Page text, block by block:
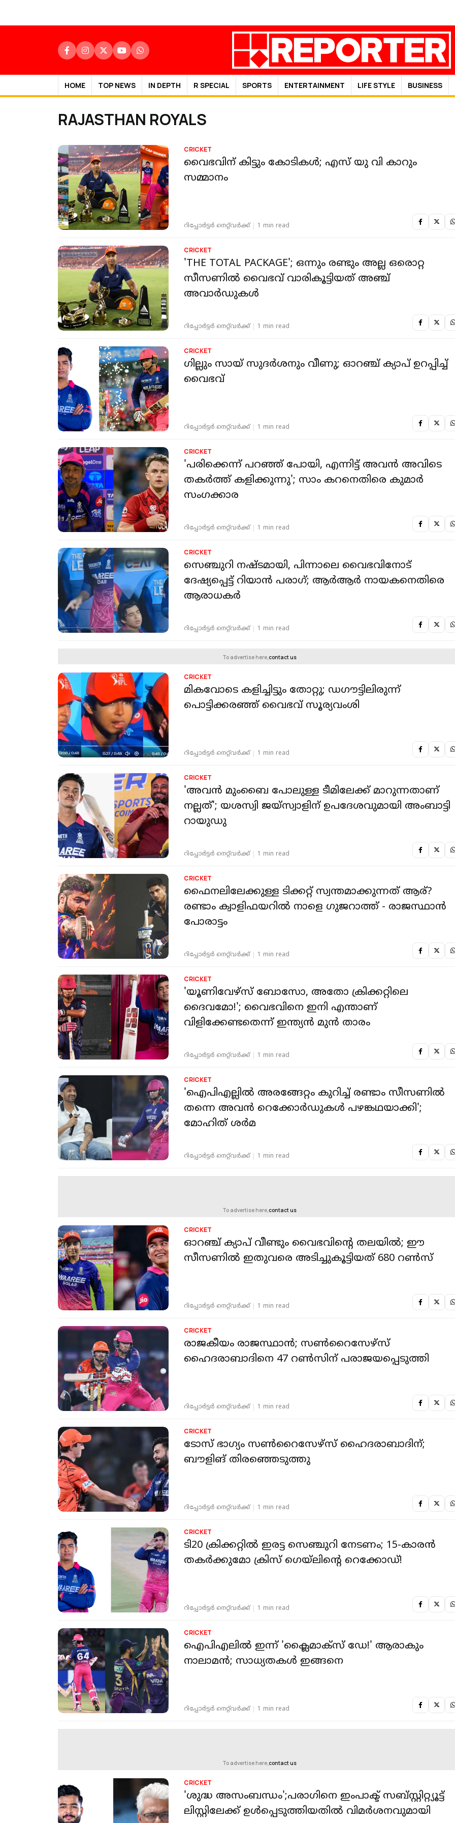
HOME TOP NEWS IN DEPTH R SPECIAL SPORTS ENTERTAINMENT LIFE STYLE BUSINESS
RAJASTHAN ROYALS
CRICKET
വൈഭവിന് കിട്ടും കോടികള്‍; എസ് യു വി കാറും
സമ്മാനം
റിപ്പോർട്ടർ നെറ്റ്‌വര്‍ക്ക്‌ 1 min read
CRICKET
'THE TOTAL PACKAGE'; ഒന്നും രണ്ടും അല്ല ഒരൊറ്റ
സീസണിൽ വൈഭവ് വാരികൂട്ടിയത് അഞ്ച്
അവാർഡുകൾ
റിപ്പോർട്ടർ നെറ്റ്‌വര്‍ക്ക്‌ 1 min read
CRICKET
ഗില്ലും സായ് സുദര്‍ശനും വീണു; ഓറഞ്ച് ക്യാപ് ഉറപ്പിച്ച്
വൈഭവ്
റിപ്പോർട്ടർ നെറ്റ്‌വര്‍ക്ക്‌ 1 min read
CRICKET
'പരിക്കെന്ന് പറഞ്ഞ് പോയി, എന്നിട്ട് അവൻ അവിടെ
തകർത്ത് കളിക്കുന്നു'; സാം കറനെതിരെ കുമാർ
സംഗക്കാര
റിപ്പോർട്ടർ നെറ്റ്‌വര്‍ക്ക്‌ 1 min read
CRICKET
സെഞ്ചുറി നഷ്ടമായി, പിന്നാലെ വൈഭവിനോട്
ദേഷ്യപ്പെട്ട് റിയാൻ പരാഗ്; ആർആർ നായകനെതിരെ
ആരാധകർ
റിപ്പോർട്ടർ നെറ്റ്‌വര്‍ക്ക്‌ 1 min read
To advertise here,contact us
CRICKET
മികവോടെ കളിച്ചിട്ടും തോറ്റു; ഡഗൗട്ടിലിരുന്ന്
പൊട്ടിക്കരഞ്ഞ് വൈഭവ് സൂര്യവംശി
റിപ്പോർട്ടർ നെറ്റ്‌വര്‍ക്ക്‌ 1 min read
CRICKET
'അവൻ മുംബൈ പോലുള്ള ടീമിലേക്ക് മാറുന്നതാണ്
നല്ലത്'; യശസ്വി ജയ്സ്വാളിന് ഉപദേശവുമായി അംബാട്ടി
റായുഡു
റിപ്പോർട്ടർ നെറ്റ്‌വര്‍ക്ക്‌ 1 min read
CRICKET
ഫൈനലിലേക്കുള്ള ടിക്കറ്റ് സ്വന്തമാക്കുന്നത് ആര്?
രണ്ടാം ക്വാളിഫയറിൽ നാളെ ഗുജറാത്ത് - രാജസ്ഥാൻ
പോരാട്ടം
റിപ്പോർട്ടർ നെറ്റ്‌വര്‍ക്ക്‌ 1 min read
CRICKET
'യൂണിവേഴ്സ് ബോസോ, അതോ ക്രിക്കറ്റിലെ
ദൈവമോ!'; വൈഭവിനെ ഇനി എന്താണ്
വിളിക്കേണ്ടതെന്ന് ഇന്ത്യൻ മുൻ താരം
റിപ്പോർട്ടർ നെറ്റ്‌വര്‍ക്ക്‌ 1 min read
CRICKET
'ഐപിഎല്ലിൽ അരങ്ങേറ്റം കുറിച്ച് രണ്ടാം സീസണിൽ
തന്നെ അവൻ റെക്കോർഡുകൾ പഴങ്കഥയാക്കി';
മോഹിത് ശർമ
റിപ്പോർട്ടർ നെറ്റ്‌വര്‍ക്ക്‌ 1 min read
To advertise here,contact us
CRICKET
ഓറഞ്ച് ക്യാപ് വീണ്ടും വൈഭവിന്‍റെ തലയില്‍; ഈ
സീസണിൽ ഇതുവരെ അടിച്ചുകൂട്ടിയത് 680 റൺസ്
റിപ്പോർട്ടർ നെറ്റ്‌വര്‍ക്ക്‌ 1 min read
CRICKET
രാജകീയം രാജസ്ഥാൻ; സൺറൈസേഴ്‌സ്
ഹൈദരാബാദിനെ 47 റൺസിന് പരാജയപ്പെടുത്തി
റിപ്പോർട്ടർ നെറ്റ്‌വര്‍ക്ക്‌ 1 min read
CRICKET
ടോസ് ഭാഗ്യം സൺറൈസേഴ്‌സ് ഹൈദരാബാദിന്;
ബൗളിങ് തിരഞ്ഞെടുത്തു
റിപ്പോർട്ടർ നെറ്റ്‌വര്‍ക്ക്‌ 1 min read
CRICKET
ടി20 ക്രിക്കറ്റില്‍ ഇരട്ട സെഞ്ചുറി നേടണം; 15-കാരന്‍
തകര്‍ക്കുമോ ക്രിസ് ഗെയ്‌ലിന്റെ റെക്കോഡ്!
റിപ്പോർട്ടർ നെറ്റ്‌വര്‍ക്ക്‌ 1 min read
CRICKET
ഐപിഎലില്‍ ഇന്ന് 'ക്ലൈമാക്‌സ് ഡേ!' ആരാകും
നാലാമന്‍; സാധ്യതകള്‍ ഇങ്ങനെ
റിപ്പോർട്ടർ നെറ്റ്‌വര്‍ക്ക്‌ 1 min read
To advertise here,contact us
CRICKET
'ശുദ്ധ അസംബന്ധം';പരാ​ഗിനെ ഇംപാക്ട് സബ്സ്റ്റിറ്റ്യൂട്ട്
ലിസ്റ്റിലേക്ക് ഉൾപ്പെടുത്തിയതിൽ വിമർശനവുമായി